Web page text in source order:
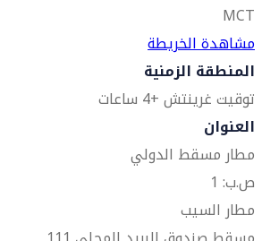
MCT
مشاهدة الخريطة
المنطقة الزمنية
توقيت غرينتش +4 ساعات
العنوان
مطار مسقط الدولي
ص.ب: 1
مطار السيب